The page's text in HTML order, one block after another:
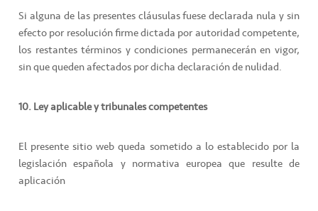
Si alguna de las presentes cláusulas fuese declarada nula y sin
efecto por resolución firme dictada por autoridad competente,
los restantes términos y condiciones permanecerán en vigor,
sin que queden afectados por dicha declaración de nulidad.
10. Ley aplicable y tribunales competentes
El presente sitio web queda sometido a lo establecido por la
legislación española y normativa europea que resulte de
aplicación